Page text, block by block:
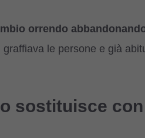
orrendo
le persone e già
sostituisce